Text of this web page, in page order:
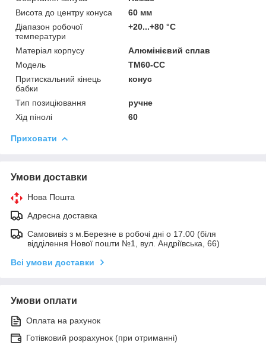
Висота до центру конуса
60 мм
Діапазон робочої
температури
+20...+80 °С
Матеріал корпусу
Алюмінієвий сплав
Мoдель
TM60-CC
Притискальний кінець
бабки
конус
Тип позиціювання
ручне
Хід пінолі
60
Приховати
Умови доставки
Нова Пошта
Адресна доставка
Самовивіз з м.Березне в робочі дні о 17.00 (біля
відділення Нової пошти №1, вул. Андріївська, 66)
Всі умови доставки
Умови оплати
Оплата на рахунок
Готівковий розрахунок (при отриманні)